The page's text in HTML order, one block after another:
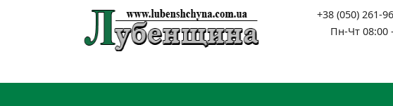
+38 (050) 261-
Пн-Чт 08:00